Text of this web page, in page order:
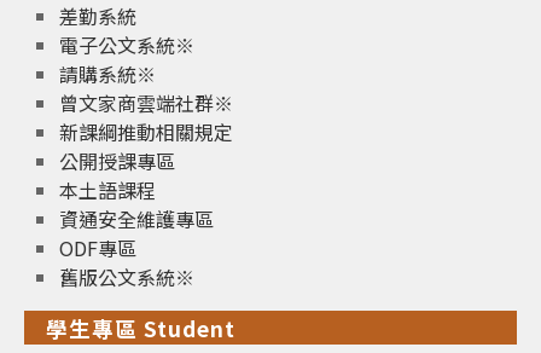
差勤系統
電子公文系統※
請購系統※
曾文家商雲端社群※
新課綱推動相關規定
公開授課專區
本土語課程
資通安全維護專區
ODF專區
舊版公文系統※
學生專區 Student